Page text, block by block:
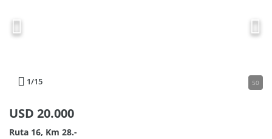
1/15 50
USD 20.000
Ruta 16, Km 28.-